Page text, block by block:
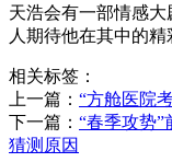
天浩会有一部情感
人期待他在其中的精
相关标签：
上一篇： ​“方舱医院
下一篇： ​“春季攻势
猜测原因